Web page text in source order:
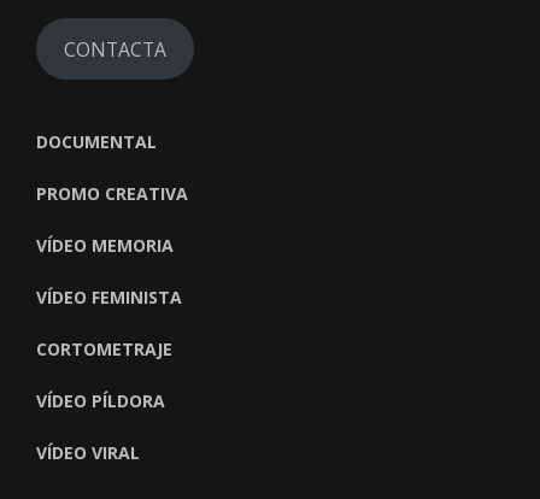
CONTACTA
DOCUMENTAL
PROMO CREATIVA
VÍDEO MEMORIA
VÍDEO FEMINISTA
CORTOMETRAJE
VÍDEO PÍLDORA
VÍDEO VIRAL